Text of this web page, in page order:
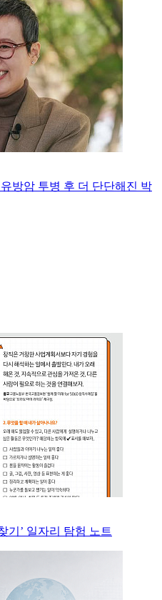
방암 투병 후 더 단단해진 박
기’ 일자리 탐험 노트